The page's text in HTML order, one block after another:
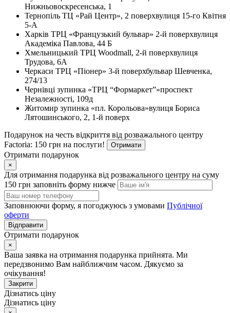
Нижньовоскресенська, 1
Тернопіль ТЦ «Рай Центр», 2 поверхвулиця 15-го Квітня
5-А
Харків ТРЦ «Французький бульвар» 2-й поверхвулиця
Академіка Павлова, 44 Б
Хмельницький ТРЦ Woodmall, 2-й поверхвулиця
Трудова, 6А
Черкаси ТРЦ «Піонер» 3-й поверхбульвар Шевченка,
274/13
Чернівці зупинка «ТРЦ “Формаркет”»проспект
Незалежності, 109д
Житомир зупинка «пл. Корольова»вулиця Бориса
Лятошинського, 2, 1-й поверх
Подарунок на честь відкриття від розважального центру
Factoria: 150 грн на послуги!
Отримати
Отримати подарунок
×
Для отримання подарунка від розважального центру на суму
150 грн заповніть форму нижче
Заповнюючи форму, я погоджуюсь з умовами Публічної
оферти
Відправити
Отримати подарунок
×
Ваша заявка на отримання подарунка прийнята. Ми
передзвонимо Вам найближчим часом. Дякуємо за
очікування!
Закрити
Дізнатись ціну
Дізнатись ціну